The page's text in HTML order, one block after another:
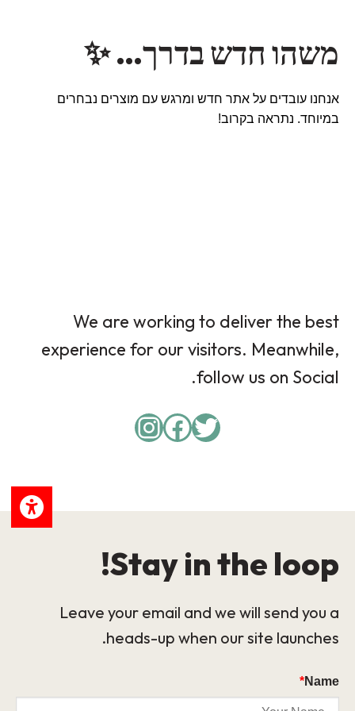
משהו חדש בדרך… ✨
אנחנו עובדים על אתר חדש ומרגש עם מוצרים נבחרים
במיוחד. נתראה בקרוב!
We are working to deliver the best
experience for our visitors. Meanwhile,
follow us on Social.
Twitter
Facebook
Instagram
Stay in the loop!
Leave your email and we will send you a
heads-up when our site launches.
Name
*